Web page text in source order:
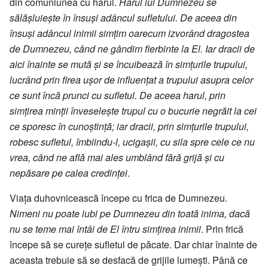
sălășluiește în însuși adâncul sufletului. De aceea din
însuși adâncul inimii simțim oarecum izvorând dragostea
de Dumnezeu, când ne gândim fierbinte la El. Iar dracii de
aici înainte se mută și se încuibează în simțurile trupului,
lucrând prin firea ușor de influențat a trupului asupra celor
ce sunt încă prunci cu sufletul. De aceea harul, prin
simțirea minții înveselește trupul cu o bucurie negrăit la cei
ce sporesc în cunoștință; iar dracii, prin simțurile trupului,
robesc sufletul, îmbiindu-l, ucigașii, cu sila spre cele ce nu
vrea, când ne află mai ales umblând fără grijă și cu
nepăsare pe calea credinței.
Viața duhovnicească începe cu frica de Dumnezeu.
Nimeni nu poate iubi pe Dumnezeu din toată inima, dacă
nu se teme mai întâi de El întru simțirea inimii. Prin frică
începe să se curețe sufletul de păcate. Dar chiar înainte de
aceasta trebuie să se desfacă de grijile lumești. Până ce